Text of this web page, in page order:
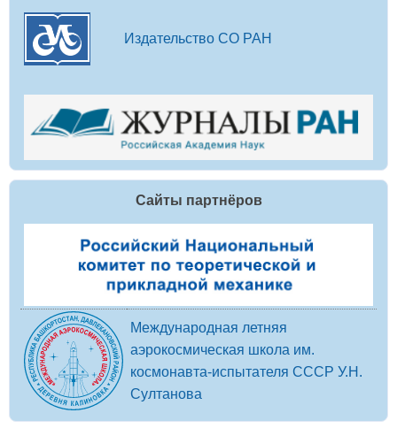
Издательство СО РАН
Сайты партнёров
Международная летняя
аэрокосмическая школа им.
космонавта-испытателя СССР У.Н.
Султанова